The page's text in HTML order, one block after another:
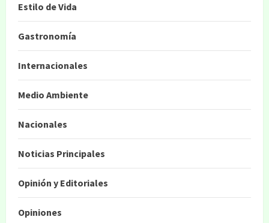
Estilo de Vida
Gastronomía
Internacionales
Medio Ambiente
Nacionales
Noticias Principales
Opinión y Editoriales
Opiniones